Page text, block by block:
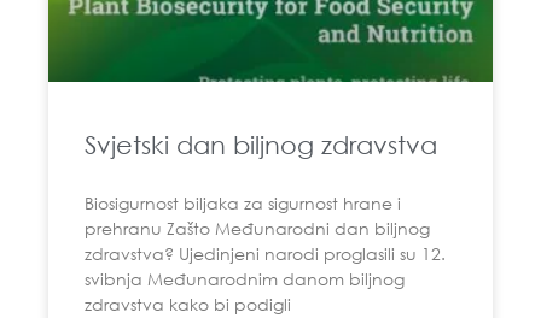
Svjetski dan biljnog zdravstva
Biosigurnost biljaka za sigurnost hrane i
prehranu Zašto Međunarodni dan biljnog
zdravstva? Ujedinjeni narodi proglasili su 12.
svibnja Međunarodnim danom biljnog
zdravstva kako bi podigli